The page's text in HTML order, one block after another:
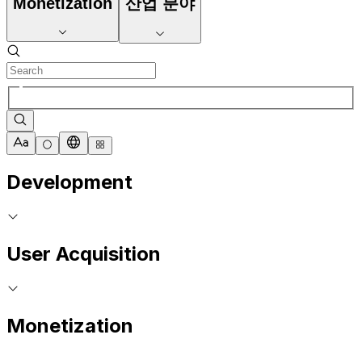
Development
User Acquisition
Monetization